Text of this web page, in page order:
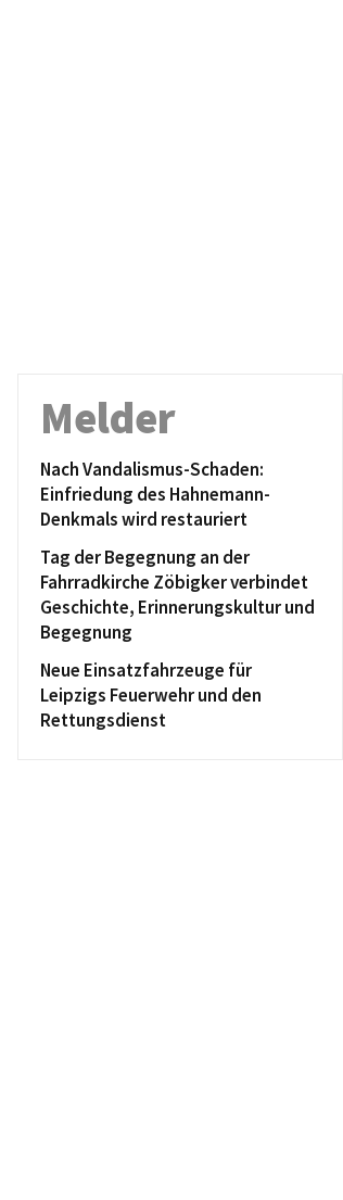
Melder
Nach Vandalismus-Schaden:
Einfriedung des Hahnemann-
Denkmals wird restauriert
Tag der Begegnung an der
Fahrradkirche Zöbigker verbindet
Geschichte, Erinnerungskultur und
Begegnung
Neue Einsatzfahrzeuge für
Leipzigs Feuerwehr und den
Rettungsdienst